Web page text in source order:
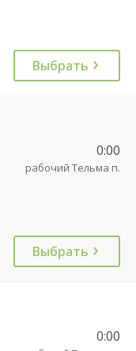
Выбрать
0:00
рабочий Тельма п.
Выбрать
0:00